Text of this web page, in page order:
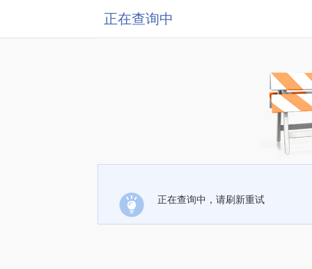
正在查询中
正在查询中，请刷新重试